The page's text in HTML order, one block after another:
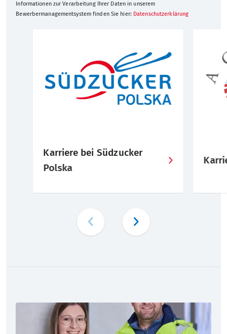
Informationen zur Verarbeitung Ihrer Daten in unserem
Bewerbermanagementsystem finden Sie hier: Datenschutzerklärung
Karriere bei Südzucker
Polska